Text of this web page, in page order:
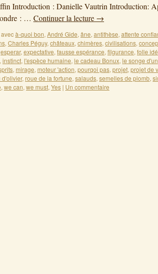
Introduction : Danielle Vautrin Introduction:
: … Continuer la lecture →
à-quoi bon, André Gide, âne, antithèse, attente
, Charles Péguy, châteaux, chimères, civilisations,
esperar, expectative, fausse espérance, filgurance, folle
, instinct, l'espèce humaine, le cadeau Bonux, le songe d'un
, mirage, moteur 'action, pourqoi pas, projet, projet de
d'olivier, roue de la fortune, salauds, semelles de plomb,
, we can, we must, Yes | Un commentaire